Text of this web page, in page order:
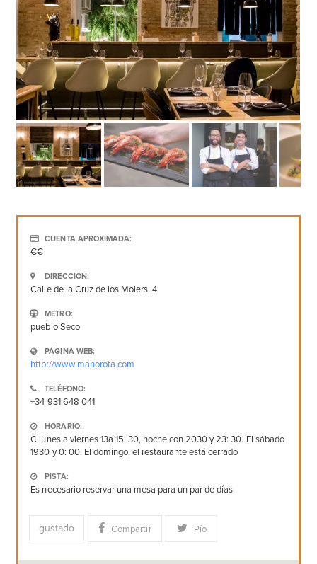
CUENTA APROXIMADA:
€€
DIRECCIÓN:
Calle de la Cruz de los Molers, 4
METRO:
pueblo Seco
PÁGINA WEB:
http://www.manorota.com
TELÉFONO:
+34 931 648 041
HORARIO:
C lunes a viernes 13a 15: 30, noche con 2030 y 23: 30. El sábado
1930 y 0: 00. El domingo, el restaurante está cerrado
PISTA:
Es necesario reservar una mesa para un par de días
gustado Compartir Pío